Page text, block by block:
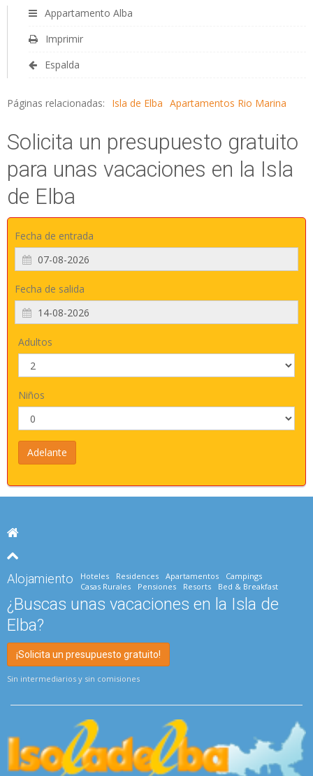
Appartamento Alba
Imprimir
Espalda
Páginas relacionadas: Isla de Elba Apartamentos Rio Marina
Solicita un presupuesto gratuito
para unas vacaciones en la Isla
de Elba
Fecha de entrada
Fecha de salida
Adultos
Niños
Alojamiento Hoteles Residences Apartamentos
Campings
Casas Rurales
Pensiones Resorts Bed & Breakfast
¿Buscas unas vacaciones en la Isla de
Elba?
¡Solicita un presupuesto gratuito!
Sin intermediarios y sin comisiones